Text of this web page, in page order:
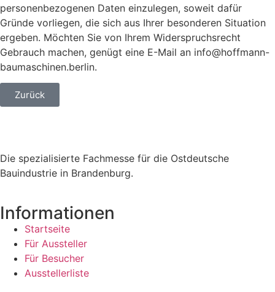
personenbezogenen Daten einzulegen, soweit dafür
Gründe vorliegen, die sich aus Ihrer besonderen Situation
ergeben. Möchten Sie von Ihrem Widerspruchsrecht
Gebrauch machen, genügt eine E-Mail an info@hoffmann-
baumaschinen.berlin.
Zurück
Die spezialisierte Fachmesse für die Ostdeutsche
Bauindustrie in Brandenburg.
Informationen
Startseite
Für Aussteller
Für Besucher
Ausstellerliste